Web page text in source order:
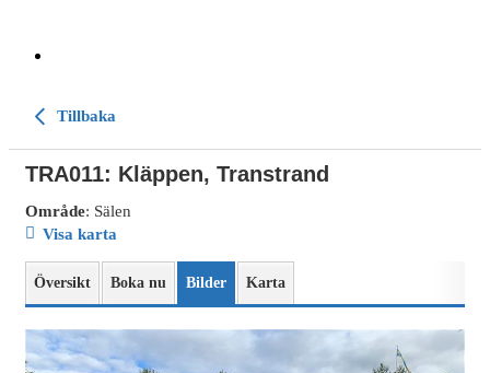
Tillbaka
TRA011: Kläppen, Transtrand
Område: Sälen
Visa karta
Översikt Boka nu Bilder Karta